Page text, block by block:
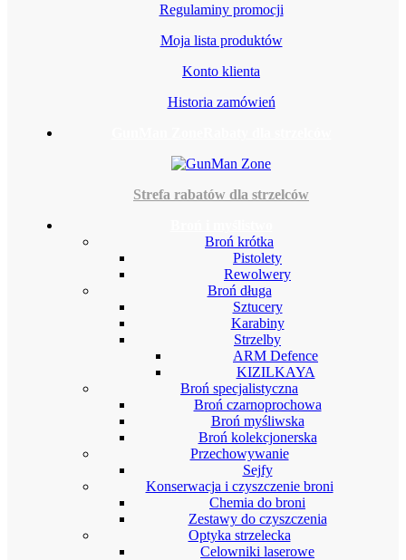
Regulaminy promocji
Moja lista produktów
Konto klienta
Historia zamówień
Strefa rabatów dla strzelców
Broń krótka
Pistolety
Rewolwery
Broń długa
Sztucery
Karabiny
Strzelby
ARM Defence
KIZILKAYA
Broń specjalistyczna
Broń czarnoprochowa
Broń myśliwska
Broń kolekcjonerska
Przechowywanie
Sejfy
Konserwacja i czyszczenie broni
Chemia do broni
Zestawy do czyszczenia
Optyka strzelecka
Celowniki laserowe